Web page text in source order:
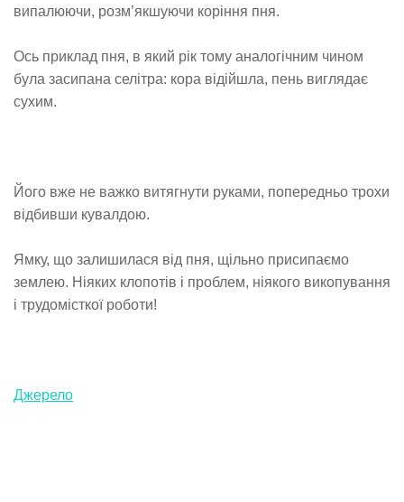
випалюючи, розм’якшуючи коріння пня.
Ось приклад пня, в який рік тому аналогічним чином
була засипана селітра: кора відійшла, пень виглядає
сухим.
Його вже не важко витягнути руками, попередньо трохи
відбивши кувалдою.
Ямку, що залишилася від пня, щільно присипаємо
землею. Ніяких клопотів і проблем, ніякого викопування
і трудомісткої роботи!
Джерело